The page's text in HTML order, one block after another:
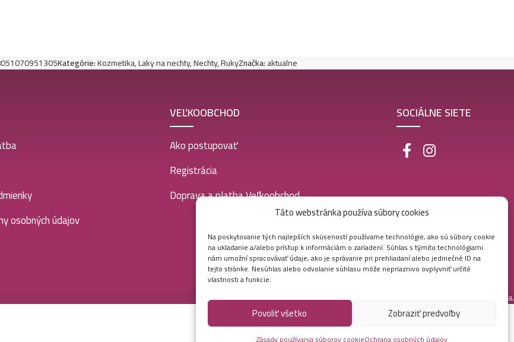
Táto webstránka používa súbory cookies
Na poskytovanie tých najlepších skúseností používame technológie, ako sú súbory cookie
na ukladanie a/alebo prístup k informáciám o zariadení. Súhlas s týmito technológiami
nám umožní spracovávať údaje, ako je správanie pri prehliadaní alebo jedinečné ID na
tejto stránke. Nesúhlas alebo odvolanie súhlasu môže nepriaznivo ovplyvniť určité
vlastnosti a funkcie.
Povoliť všetko Zobraziť predvoľby
Kategórie:Kozmetika,Laky na nechty,Nechty,RukyZnačka:aktualne
osobných údajov
VEĽKOOBCHOD
Ako postupovať
Registrácia
Doprava a platba Veľkoobchod
SOCIÁLNE SIETE
Ametica.